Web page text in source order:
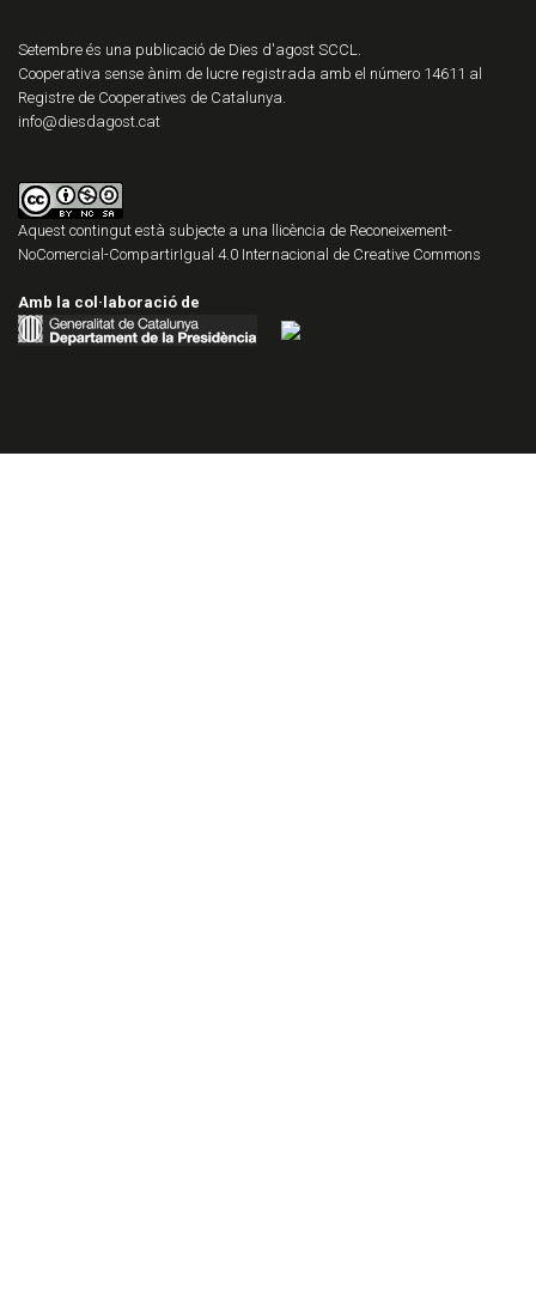
Setembre és una publicació de Dies d'agost SCCL.
Cooperativa sense ànim de lucre registrada amb el número 14611 al
Registre de Cooperatives de Catalunya.
info@diesdagost.cat
Aquest contingut està subjecte a una llicència de Reconeixement-
NoComercial-CompartirIgual 4.0 Internacional de Creative Commons
Amb la col·laboració de